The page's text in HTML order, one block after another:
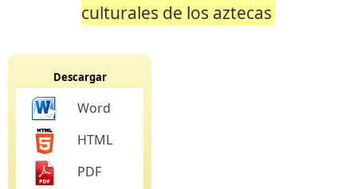
culturales de los aztecas
Descargar
Word
HTML
PDF